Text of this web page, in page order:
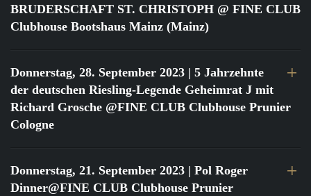
BRUDERSCHAFT ST. CHRISTOPH @ FINE CLUB
Clubhouse Bootshaus Mainz (Mainz)
Donnerstag, 28. September 2023 | 5 Jahrzehnte
der deutschen Riesling-Legende Geheimrat J mit
Richard Grosche @FINE CLUB Clubhouse Prunier
Cologne
Donnerstag, 21. September 2023 | Pol Roger
Dinner@FINE CLUB Clubhouse Prunier